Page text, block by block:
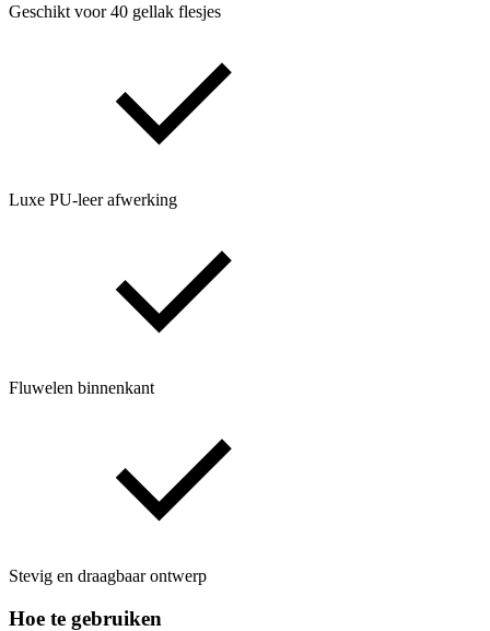
Geschikt voor 40 gellak flesjes
Luxe PU-leer afwerking
Fluwelen binnenkant
Stevig en draagbaar ontwerp
Hoe te gebruiken